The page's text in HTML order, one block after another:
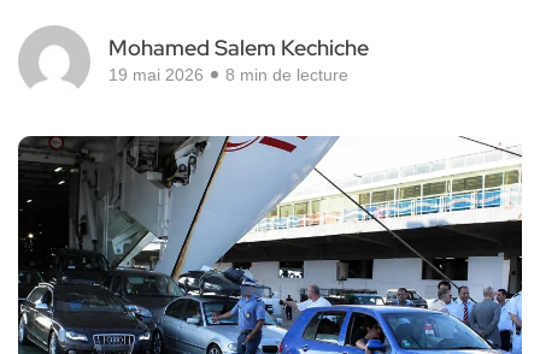
Mohamed Salem Kechiche
19 mai 2026 8 min de lecture